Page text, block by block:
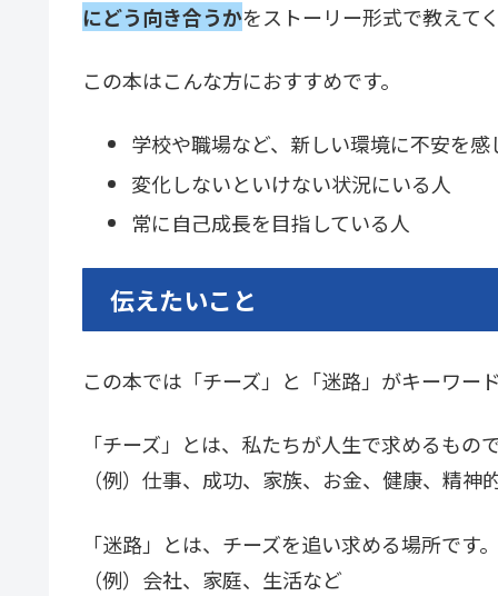
にどう向き合うかをストーリー形式で教えて
この本はこんな方におすすめです。
学校や職場など、新しい環境に不安を感
変化しないといけない状況にいる人
常に自己成長を目指している人
伝えたいこと
この本では「チーズ」と「迷路」がキーワー
「チーズ」とは、私たちが人生で求めるもの
（例）仕事、成功、家族、お金、健康、精神
「迷路」とは、チーズを追い求める場所です。
（例）会社、家庭、生活など